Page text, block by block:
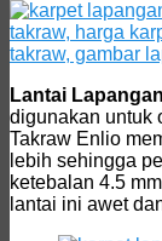
Lantai
digunakan untuk
Takraw Enlio
lebih sehingga
ketebalan 4.5
lantai ini awet